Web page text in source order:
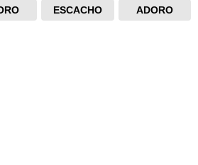
ESCACHO ADORO